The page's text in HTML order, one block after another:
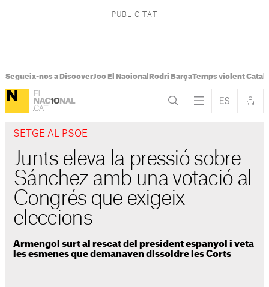
Segueix-nos a DiscoverJoc El Nacional Rodri BarçaTemps violent
SETGE AL PSOE
Junts eleva la pressió sobre
Sánchez amb una votació al
Congrés que exigeix
eleccions
Armengol surt al rescat del president espanyol i veta
les esmenes que demanaven dissoldre les Corts